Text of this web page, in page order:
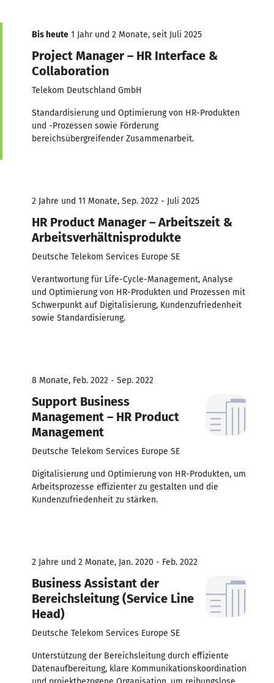
Bis heute 1 Jahr und 2 Monate, seit Juli 2025
Project Manager – HR Interface &
Collaboration
Telekom Deutschland GmbH
Standardisierung und Optimierung von HR-Produkten
und -Prozessen sowie Förderung
bereichsübergreifender Zusammenarbeit.
2 Jahre und 11 Monate, Sep. 2022 - Juli 2025
HR Product Manager – Arbeitszeit &
Arbeitsverhältnisprodukte
Deutsche Telekom Services Europe SE
Verantwortung für Life-Cycle-Management, Analyse
und Optimierung von HR-Produkten und Prozessen mit
Schwerpunkt auf Digitalisierung, Kundenzufriedenheit
sowie Standardisierung.
8 Monate, Feb. 2022 - Sep. 2022
Support Business
Management – HR Product
Management
Deutsche Telekom Services Europe SE
Digitalisierung und Optimierung von HR-Produkten, um
Arbeitsprozesse effizienter zu gestalten und die
Kundenzufriedenheit zu stärken.
2 Jahre und 2 Monate, Jan. 2020 - Feb. 2022
Business Assistant der
Bereichsleitung (Service Line
Head)
Deutsche Telekom Services Europe SE
Unterstützung der Bereichsleitung durch effiziente
Datenaufbereitung, klare Kommunikationskoordination